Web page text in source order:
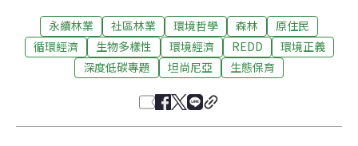
永續林業 社區林業 環境哲學 森林
原住民
循環經濟
生物多樣性 環境經濟 REDD
環境正義
深度低碳專題
坦尚尼亞 生態保育